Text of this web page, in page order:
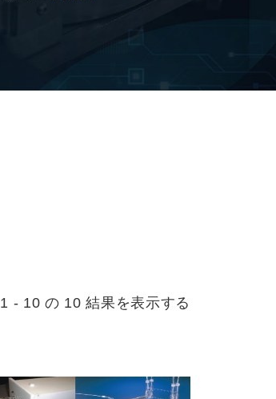
1 - 10 の 10 結果を表示する